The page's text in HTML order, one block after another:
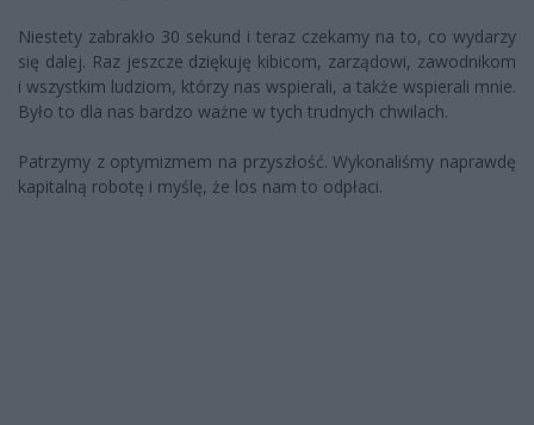
Niestety zabrakło 30 sekund i teraz czekamy na to, co wydarzy
się dalej. Raz jeszcze dziękuję kibicom, zarządowi, zawodnikom
i wszystkim ludziom, którzy nas wspierali, a także wspierali mnie.
Było to dla nas bardzo ważne w tych trudnych chwilach.
Patrzymy z optymizmem na przyszłość. Wykonaliśmy naprawdę
kapitalną robotę i myślę, że los nam to odpłaci.